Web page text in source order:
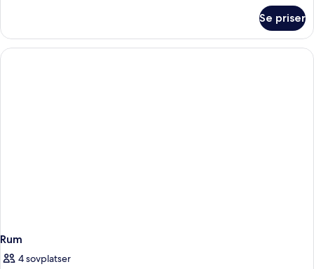
Se priser
Rum
4 sovplatser